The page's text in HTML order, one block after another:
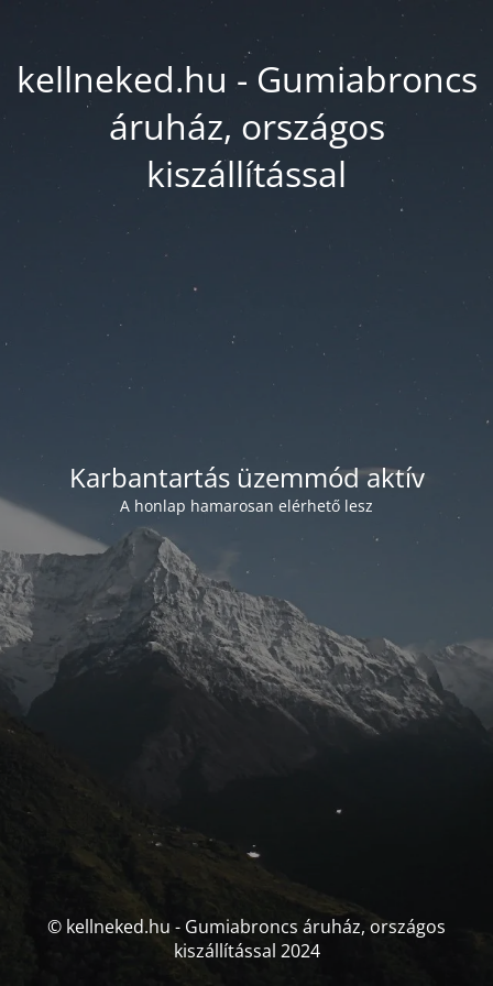
kellneked.hu - Gumiabroncs
áruház, országos
kiszállítással
Karbantartás üzemmód aktív
A honlap hamarosan elérhető lesz
© kellneked.hu - Gumiabroncs áruház, országos
kiszállítással 2024